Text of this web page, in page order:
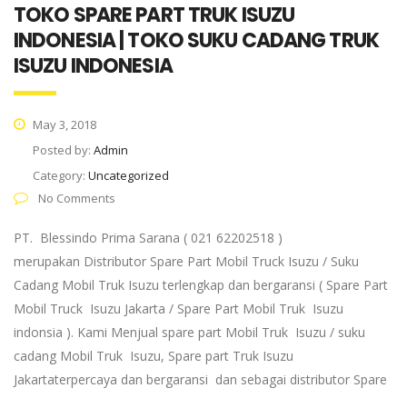
TOKO SPARE PART TRUK ISUZU
INDONESIA | TOKO SUKU CADANG TRUK
ISUZU INDONESIA
May 3, 2018
Posted by: Admin
Category: Uncategorized
No Comments
PT. Blessindo Prima Sarana ( 021 62202518 )
merupakan Distributor Spare Part Mobil Truck Isuzu / Suku
Cadang Mobil Truk Isuzu terlengkap dan bergaransi ( Spare Part
Mobil Truck Isuzu Jakarta / Spare Part Mobil Truk Isuzu
indonsia ). Kami Menjual spare part Mobil Truk Isuzu / suku
cadang Mobil Truk Isuzu, Spare part Truk Isuzu
Jakartaterpercaya dan bergaransi dan sebagai distributor Spare